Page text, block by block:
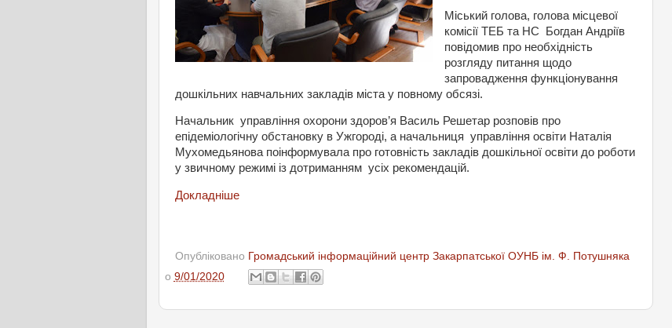
Міський голова, голова місцевої
комісії ТЕБ та НС Богдан Андріїв
повідомив про необхідність
розгляду питання щодо
запровадження функціонування
дошкільних навчальних закладів міста у повному обсязі.
Начальник управління охорони здоров’я Василь Решетар розповів про
епідеміологічну обстановку в Ужгороді, а начальниця управління освіти Наталія
Мухомедьянова поінформувала про готовність закладів дошкільної освіти до роботи
у звичному режимі із дотриманням усіх рекомендацій.
Докладніше
Опубліковано Громадський інформаційний центр Закарпатської ОУНБ ім. Ф. Потушняка
о 9/01/2020